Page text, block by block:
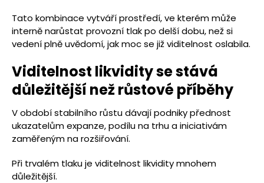
Tato kombinace vytváří prostředí, ve kterém může
interně narůstat provozní tlak po delší dobu, než si
vedení plně uvědomí, jak moc se již viditelnost oslabila.
Viditelnost likvidity se stává
důležitější než růstové příběhy
V období stabilního růstu dávají podniky přednost
ukazatelům expanze, podílu na trhu a iniciativám
zaměřeným na rozšiřování.
Při trvalém tlaku je viditelnost likvidity mnohem
důležitější.